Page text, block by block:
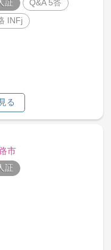
証
Q&A 5答
INFj
る
市
証